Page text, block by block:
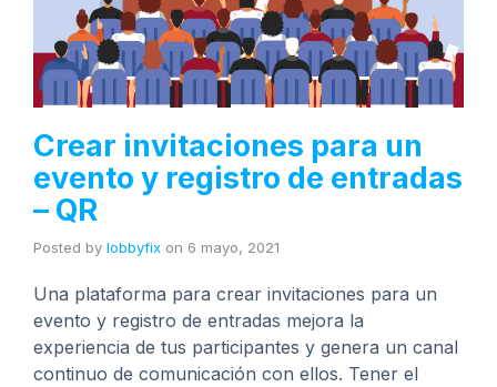
Crear invitaciones para un
evento y registro de entradas
– QR
Posted by lobbyfix on 6 mayo, 2021
Una plataforma para crear invitaciones para un
evento y registro de entradas mejora la
experiencia de tus participantes y genera un canal
continuo de comunicación con ellos. Tener el